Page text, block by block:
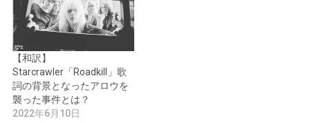
【和訳】
Starcrawler「Roadkill」歌
詞の背景となったアロウを
襲った事件とは？
2022年6月10日